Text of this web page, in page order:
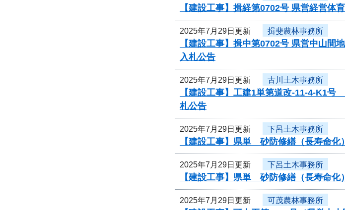
【建設工事】揖経第0702号 県営経営体
2025年7月29日更新 揖斐農林事務所
【建設工事】揖中第0702号 県営中山間
入札公告
2025年7月29日更新 古川土木事務所
【建設工事】工建1単第道改-11-4-K1
札公告
2025年7月29日更新 下呂土木事務所
【建設工事】県単 砂防修繕（長寿命
2025年7月29日更新 下呂土木事務所
【建設工事】県単 砂防修繕（長寿命
2025年7月29日更新 可茂農林事務所